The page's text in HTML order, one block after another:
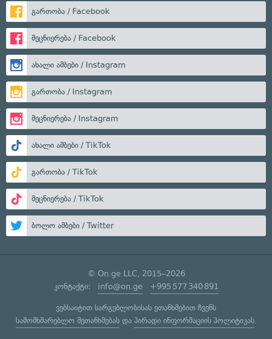
გართობა / Facebook
მეცნიერება / Facebook
ახალი ამბები / Instagram
გართობა / Instagram
მეცნიერება / Instagram
ახალი ამბები / TikTok
გართობა / TikTok
მეცნიერება / TikTok
ბოლო ამბები / Twitter
© On.ge LLC, 2015–2026
კონტაქტი: info@on.ge +995 577 340 891
ვებსაიტით სარგებლობისას ეთანხმებით ჩვენს
სამომხმარებლო შეთანხმებასდა პირადი ინფორმაციის პოლიტიკას.